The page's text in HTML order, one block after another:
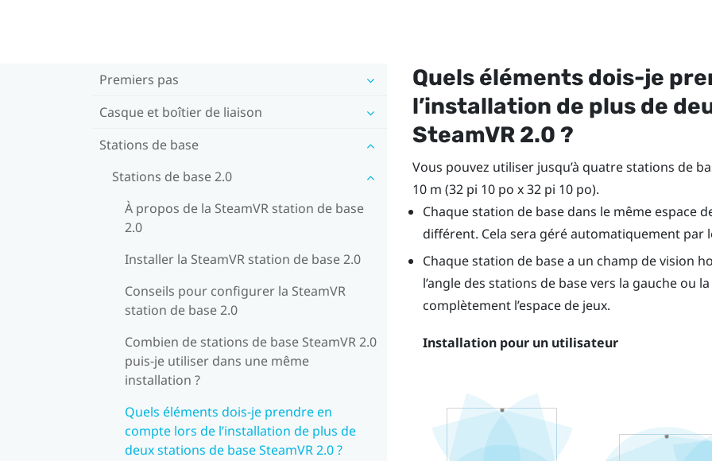
Premiers pas
Casque et boîtier de liaison
Stations de base
Stations de base 2.0
À propos de la SteamVR station de base
2.0
Installer la SteamVR station de base 2.0
Conseils pour configurer la SteamVR
station de base 2.0
Combien de stations de base SteamVR 2.0
puis-je utiliser dans une même
installation ?
Quels éléments dois-je prendre en
compte lors de l’installation de plus de
deux stations de base SteamVR 2.0 ?
Quels éléments dois-je
l’installation de plus de
SteamVR2.0 ?
Vous pouvez utiliser jusqu’à quatre stations de
10 m (32 pi 10 po x 32 pi 10 po).
Chaque station de base dans le même espace
différent. Cela sera géré automatiquement par
Chaque station de base a un champ de vision
l’angle des stations de base vers la gauche ou
complètement l’espace de jeux.
Installation pour un utilisateur